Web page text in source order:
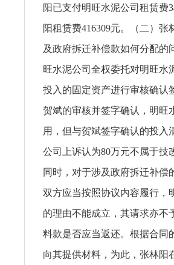
阳已支付明旺水泥公司租赁费
阳租赁费416309元。（二）
及政府拆迁补偿款如何分配的
旺水泥公司全权委托对明旺水
投入的固定资产进行审核确认
贺斌的审核并签字确认，明旺
用，但与贺斌签字确认的投入
公司上诉认为80万元不属于技
同时，对于涉及政府拆迁补偿
双方应当按照协议内容履行，
的理由不能成立，其请求亦不
料款是否应当返还。根据合同
向其提供材料，为此，张林阳